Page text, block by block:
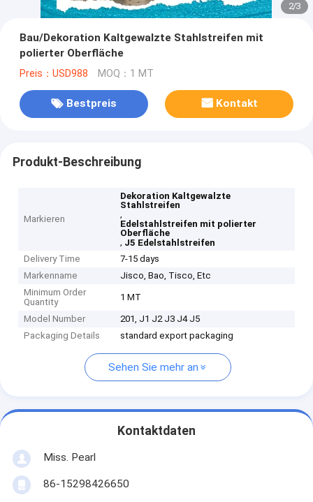
2/3
Bau/Dekoration Kaltgewalzte Stahlstreifen mit
polierter Oberfläche
Preis：USD988 MOQ：1 MT
Bestpreis Kontakt
Produkt-Beschreibung
Markieren
Dekoration Kaltgewalzte
Stahlstreifen
,
Edelstahlstreifen mit polierter
Oberfläche
, J5 Edelstahlstreifen
Delivery Time
7-15 days
Markenname
Jisco, Bao, Tisco, Etc
Minimum Order
Quantity
1 MT
Model Number
201, J1 J2 J3 J4 J5
Packaging Details
standard export packaging
Sehen Sie mehr an
Kontaktdaten
Miss. Pearl
86-15298426650